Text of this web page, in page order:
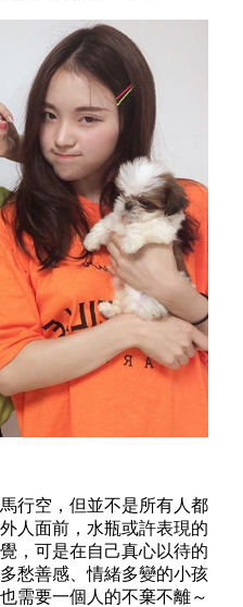
行空，但並不是所有人都
人面前，水瓶或許表現的
，可是在自己真心以待的
愁善感、情緒多變的小孩
需要一個人的不棄不離～